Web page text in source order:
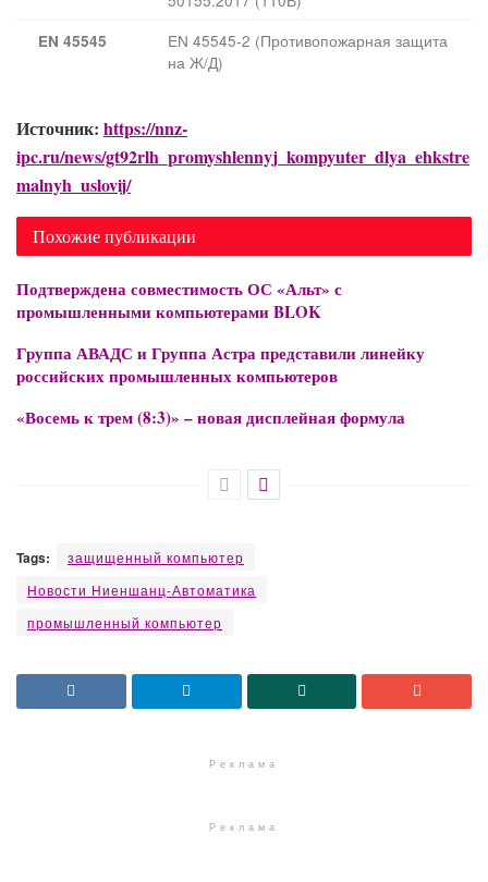
EN 45545
EN 45545-2 (Противопожарная защита
на Ж/Д)
Источник: https://nnz-
ipc.ru/news/gt92rlh_promyshlennyj_kompyuter_dlya_ehkstre
malnyh_uslovij/
Похожие публикации
Подтверждена совместимость ОС «Альт» с
промышленными компьютерами BLOK
Группа АВАДС и Группа Астра представили линейку
российских промышленных компьютеров
«Восемь к трем (8:3)» – новая дисплейная формула
Tags:
защищенный компьютер
Новости Ниеншанц-Автоматика
промышленный компьютер
Реклама
Реклама